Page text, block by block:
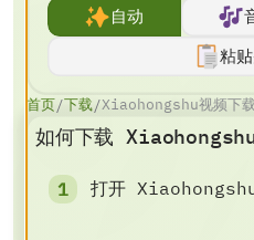
自动
粘
首页/下载/Xiaohongshu视频下
如何下载
打开 Xiaohongshu